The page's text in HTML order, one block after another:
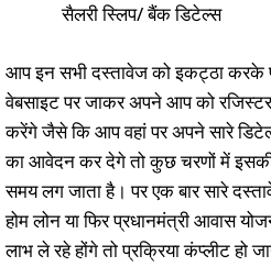
सैलरी स्लिप/ बैंक डिटेल्स
आप इन सभी दस्तावेज को इकट्ठा करके
वेबसाइट पर जाकर अपने आप को
करेंगे जैसे कि आप वहां पर अपने सारे
का आवेदन कर देगे तो कुछ चरणों में
समय लग जाता है। पर एक बार सारे
होम लोन या फिर प्रधानमंत्री आवास
लाभ ले रहे होंगे तो प्रक्रिया कंप्लीट हो